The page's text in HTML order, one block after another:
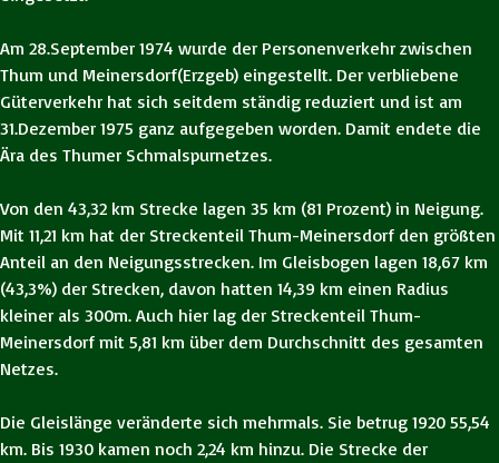
Am 28.September 1974 wurde der Personenverkehr zwischen
Thum und Meinersdorf(Erzgeb) eingestellt. Der verbliebene
Güterverkehr hat sich seitdem ständig reduziert und ist am
31.Dezember 1975 ganz aufgegeben worden. Damit endete die
Ära des Thumer Schmalspurnetzes.
Von den 43,32 km Strecke lagen 35 km (81 Prozent) in Neigung.
Mit 11,21 km hat der Streckenteil Thum-Meinersdorf den größten
Anteil an den Neigungsstrecken. Im Gleisbogen lagen 18,67 km
(43,3%) der Strecken, davon hatten 14,39 km einen Radius
kleiner als 300m. Auch hier lag der Streckenteil Thum-
Meinersdorf mit 5,81 km über dem Durchschnitt des gesamten
Netzes.
Die Gleislänge veränderte sich mehrmals. Sie betrug 1920 55,54
km. Bis 1930 kamen noch 2,24 km hinzu. Die Strecke der